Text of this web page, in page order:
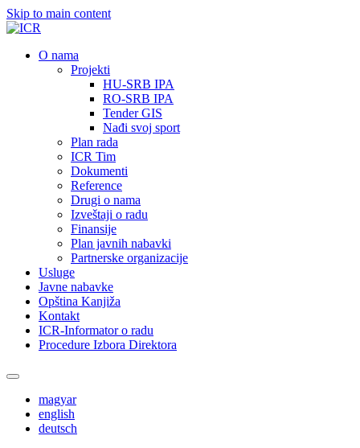
Skip to main content
О nama
Projekti
HU-SRB IPA
RO-SRB IPA
Tender GIS
Nađi svoj sport
Plan rada
ICR Tim
Dokumenti
Reference
Drugi o nama
Izveštaji o radu
Finansije
Plan javnih nabavki
Partnerske organizacije
Usluge
Javne nabavke
Opština Kanjiža
Kontakt
ICR-Informator o radu
Procedure Izbora Direktora
magyar
english
deutsch